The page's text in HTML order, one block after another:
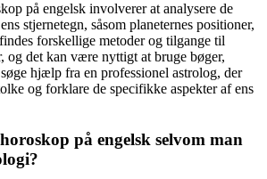
på engelsk involverer at analysere de
stjernetegn, såsom planeternes positioner,
forskellige metoder og tilgange til
og det kan være nyttigt at bruge bøger,
hjælp fra en professionel astrolog, der
og forklare de specifikke aspekter af ens
på engelsk selvom man